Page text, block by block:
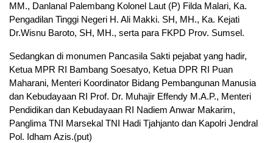
MM., Danlanal Palembang Kolonel Laut (P) Filda Malari, Ka.
Pengadilan Tinggi Negeri H. Ali Makki. SH, MH., Ka. Kejati
Dr.Wisnu Baroto, SH, MH., serta para FKPD Prov. Sumsel.
Sedangkan di monumen Pancasila Sakti pejabat yang hadir,
Ketua MPR RI Bambang Soesatyo, Ketua DPR RI Puan
Maharani, Menteri Koordinator Bidang Pembangunan Manusia
dan Kebudayaan RI Prof. Dr. Muhajir Effendy M.A.P., Menteri
Pendidikan dan Kebudayaan RI Nadiem Anwar Makarim,
Panglima TNI Marsekal TNI Hadi Tjahjanto dan Kapolri Jendral
Pol. Idham Azis.(put)